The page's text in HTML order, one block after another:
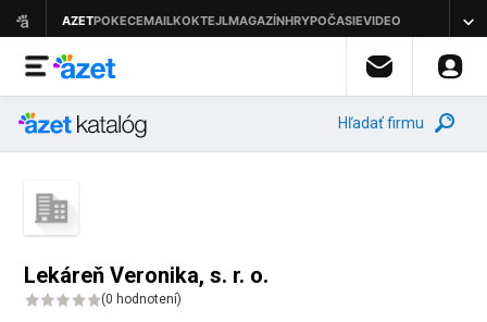
Hľadať firmu
Lekáreň Veronika, s. r. o.
(0 hodnotení)